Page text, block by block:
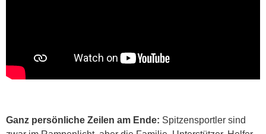
Ganz persönliche Zeilen am Ende: Spitzensportler sind